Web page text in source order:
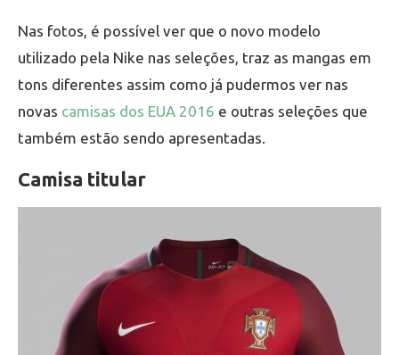
Nas fotos, é possível ver que o novo modelo
utilizado pela Nike nas seleções, traz as mangas em
tons diferentes assim como já pudermos ver nas
novas camisas dos EUA 2016 e outras seleções que
também estão sendo apresentadas.
Camisa titular